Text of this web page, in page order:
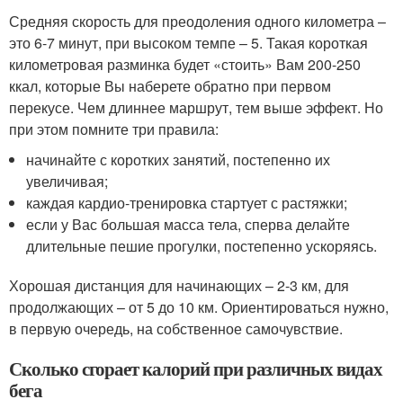
Средняя скорость для преодоления одного километра –
это 6-7 минут, при высоком темпе – 5. Такая короткая
километровая разминка будет «стоить» Вам 200-250
ккал, которые Вы наберете обратно при первом
перекусе. Чем длиннее маршрут, тем выше эффект. Но
при этом помните три правила:
начинайте с коротких занятий, постепенно их
увеличивая;
каждая кардио-тренировка стартует с растяжки;
если у Вас большая масса тела, сперва делайте
длительные пешие прогулки, постепенно ускоряясь.
Хорошая дистанция для начинающих – 2-3 км, для
продолжающих – от 5 до 10 км. Ориентироваться нужно,
в первую очередь, на собственное самочувствие.
Сколько сгорает калорий при различных видах
бега